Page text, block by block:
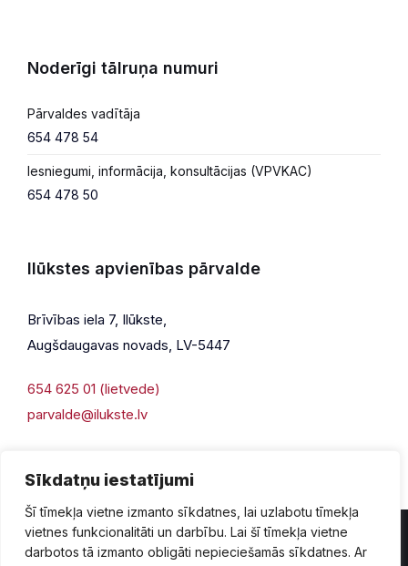
Sīkdatņu iestatījumi
Šī tīmekļa vietne izmanto sīkdatnes, lai uzlabotu tīmekļa
vietnes funkcionalitāti un darbību. Lai šī tīmekļa vietne
darbotos tā izmanto obligāti nepieciešamās sīkdatnes. Ar
Noderīgi tālruņa numuri
Pārvaldes vadītāja
654 478 54
Iesniegumi, informācija, konsultācijas (VPVKAC)
654 478 50
Ilūkstes apvienības pārvalde
Brīvības iela 7, Ilūkste,
Augšdaugavas novads, LV-5447
654 625 01 (lietvede)
parvalde@ilukste.lv